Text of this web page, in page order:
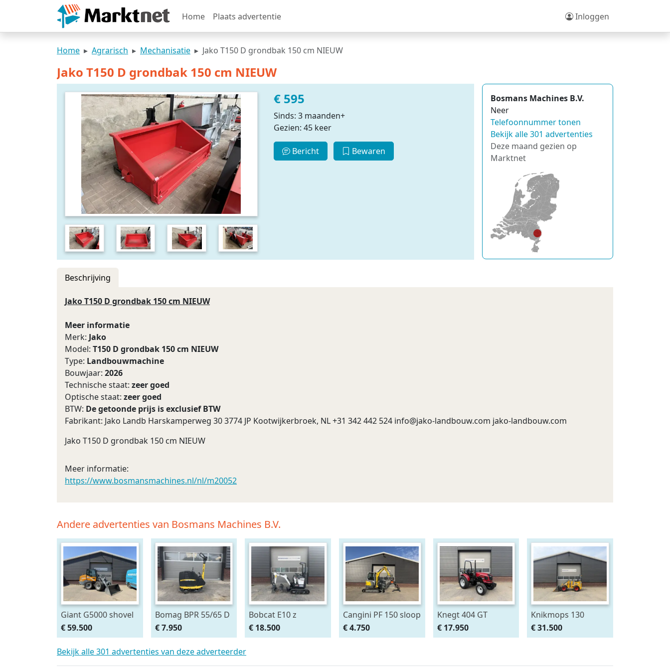
Home Plaats advertentie Inloggen
Home Agrarisch Mechanisatie Jako T150 D grondbak 150 cm NIEUW
Jako T150 D grondbak 150 cm NIEUW
€ 595
Sinds: 3 maanden+
Gezien: 45 keer
Bericht Bewaren
Bosmans Machines B.V.
Neer
Telefoonnummer tonen
Bekijk alle 301 advertenties
Deze maand gezien op
Marktnet
Beschrijving
Jako T150 D grondbak 150 cm NIEUW
Meer informatie
Merk: Jako
Model: T150 D grondbak 150 cm NIEUW
Type: Landbouwmachine
Bouwjaar: 2026
Technische staat: zeer goed
Optische staat: zeer goed
BTW: De getoonde prijs is exclusief BTW
Fabrikant: Jako Landb Harskamperweg 30 3774 JP Kootwijkerbroek, NL +31 342 442 524 info@jako-landbouw.com jako-landbouw.com
Jako T150 D grondbak 150 cm NIEUW
Meer informatie:
https://www.bosmansmachines.nl/nl/m20052
Andere advertenties van Bosmans Machines B.V.
Giant G5000 shovel
2025
€ 59.500
Bomag BPR 55/65 D
Trilplaat DEMO 455
kg – Slechts 7 uur
€ 7.950
Bobcat E10 z
minigraver 2026 -
120 uur €290 LEASE
€ 18.500
Cangini PF 150 sloop
sorteer grijper
gebruikt BJ 2025 1.5
€ 4.750
Knegt 404 GT
Compacttractor
minitractor 40 PK
€ 17.950
Knikmops 130
minishovel BJ 2024
€490 LEASE
€ 31.500
Bekijk alle 301 advertenties van deze adverteerder